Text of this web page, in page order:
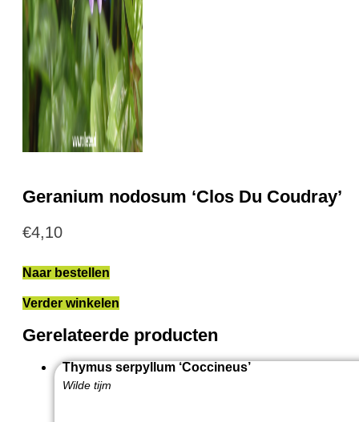
Geranium nodosum ‘Clos Du Coudray’
€4,10
Naar bestellen
Verder winkelen
Gerelateerde producten
Thymus serpyllum ‘Coccineus’
Wilde tijm